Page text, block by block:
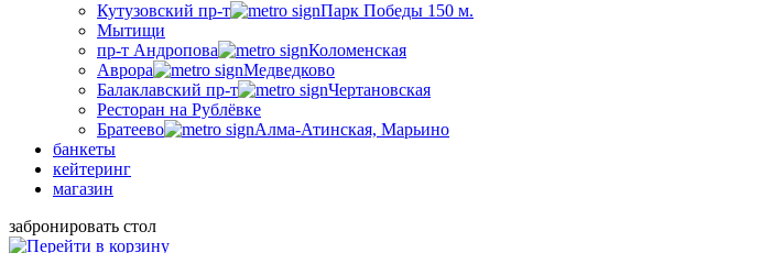
Кутузовский пр-т
Парк Победы 150 м.
Мытищи
пр-т Андропова
Коломенская
Аврора
Медведково
Балаклавский пр-т
Чертановская
Ресторан на Рублёвке
Братеево
Алма-Атинская, Марьино
банкеты
кейтеринг
магазин
забронировать стол